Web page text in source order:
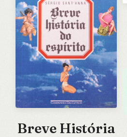
Breve História